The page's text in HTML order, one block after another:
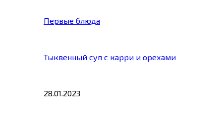
Первые блюда
Тыквенный суп с карри и орехами
28.01.2023